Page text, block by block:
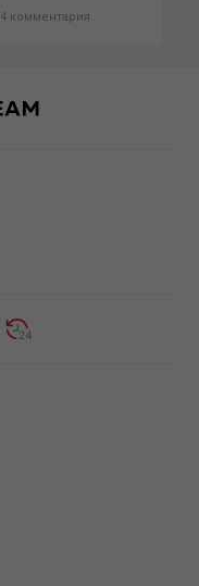
4 комментария